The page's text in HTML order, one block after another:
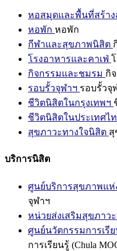
หอสมุดและพื้นที่สร้าง
หอพัก หอพัก
กีฬาและสุขภาพนิสิต
โรงอาหารและคาเฟ่
กิจกรรมและชมรม กิ
รอบรั้วจุฬาฯ รอบรั้วจุ
ชีวิตนิสิตในกรุงเทพฯ
ชีวิตนิสิตในประเทศไ
สุขภาวะทางใจนิสิต สุ
บริการนิสิต
ศูนย์บริการสุขภาพแห่
จุฬาฯ
หน่วยส่งเสริมสุขภาว
ศูนย์นวัตกรรมการเรีย
การเรียนรู้ (Chula